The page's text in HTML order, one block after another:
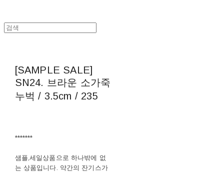
[SAMPLE SALE]
SN24. 브라운 소가죽
누벅 / 3.5cm / 235
*******
샘플,세일상품으로 하나밖에 없
는 상품입니다. 약간의 잔기스가